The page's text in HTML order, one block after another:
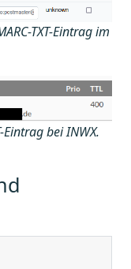
TXT-Eintrag im
Eintrag bei INWX.